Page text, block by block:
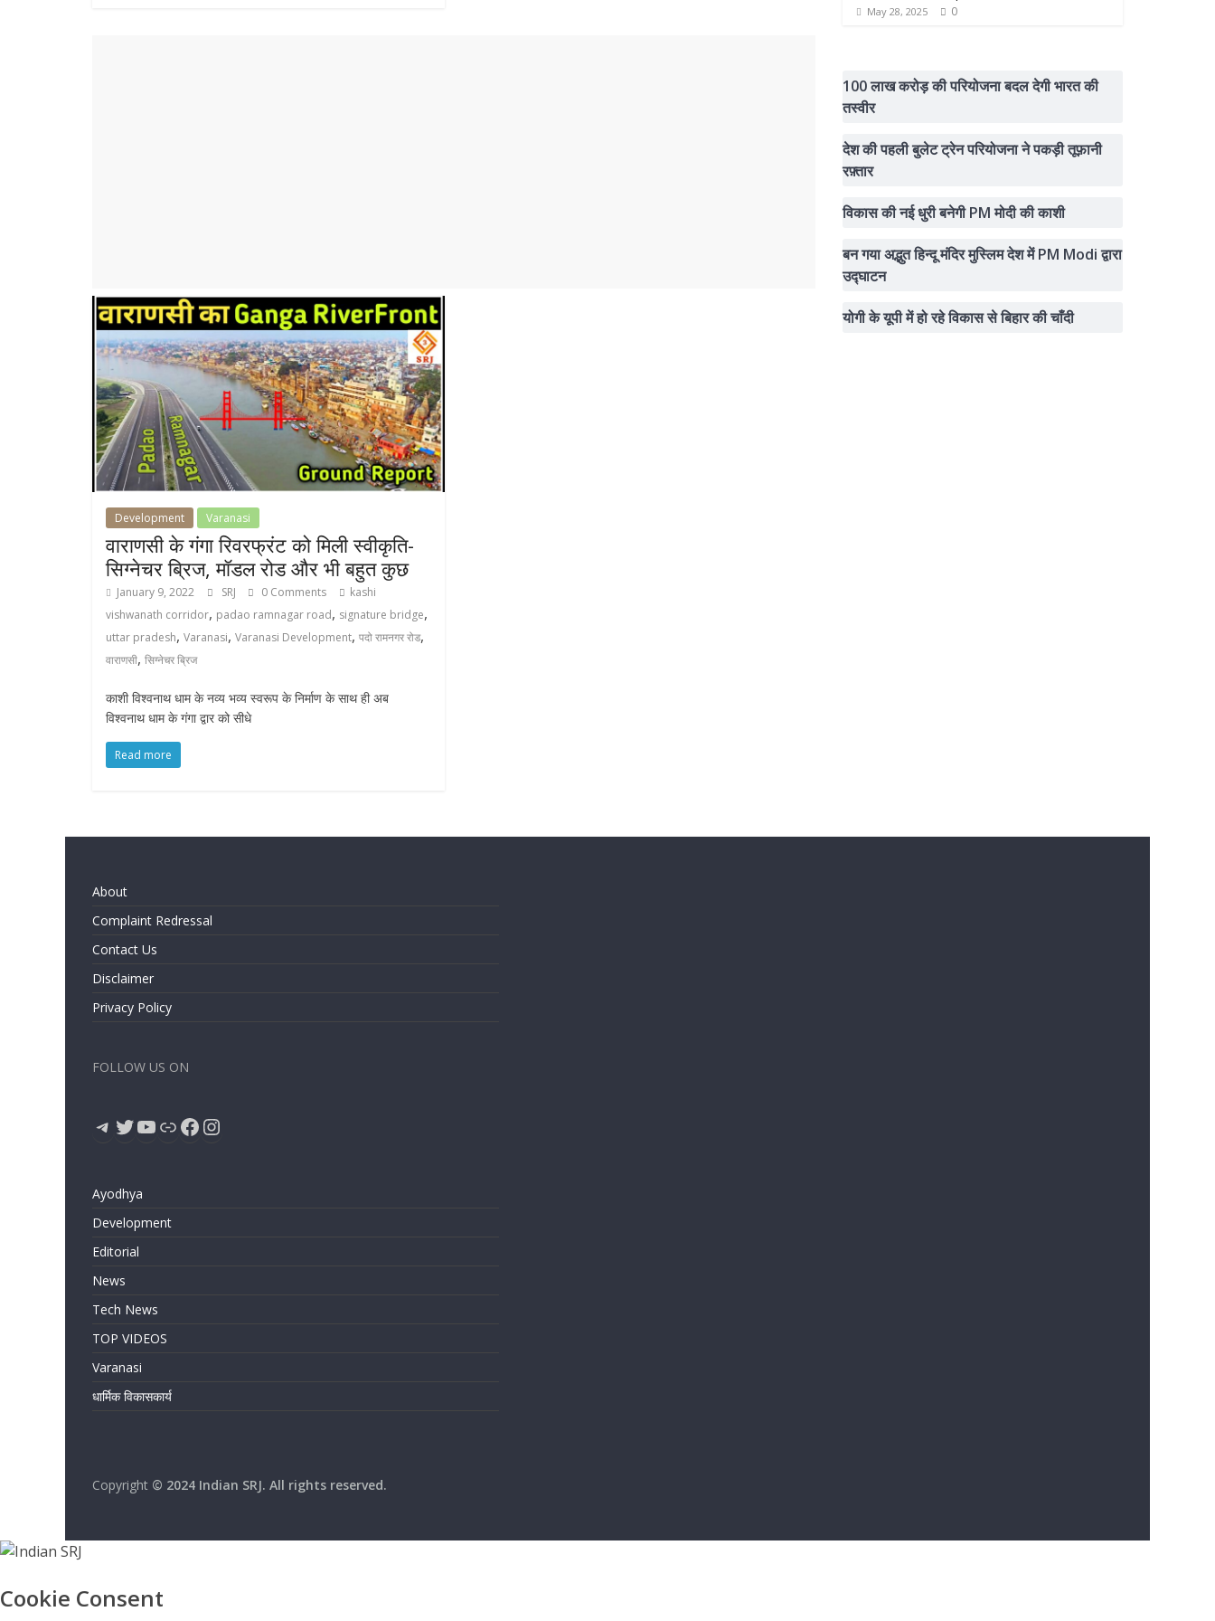
Development Varanasi
वाराणसी के गंगा रिवरफ्रंट को मिली स्वीकृति-
सिग्नेचर ब्रिज, मॉडल रोड और भी बहुत कुछ
January 9, 2022 SRJ 0 Comments
kashi
vishwanath corridor, padao ramnagar road, signature bridge,
uttar pradesh, Varanasi, Varanasi Development, पदो रामनगर रोड,
वाराणसी, सिग्नेचर ब्रिज
काशी विश्वनाथ धाम के नव्य भव्य स्वरूप के निर्माण के साथ ही अब
विश्वनाथ धाम के गंगा द्वार को सीधे
Read more
May 28, 2025 0
100 लाख करोड़ की परियोजना बदल देगी भारत की
तस्वीर
देश की पहली बुलेट ट्रेन परियोजना ने पकड़ी तूफ़ानी
रफ़्तार
विकास की नई धुरी बनेगी PM मोदी की काशी
बन गया अद्भुत हिन्दू मंदिर मुस्लिम देश में PM Modi द्वारा
उद्घाटन
योगी के यूपी में हो रहे विकास से बिहार की चाँदी
About
Complaint Redressal
Contact Us
Disclaimer
Privacy Policy
FOLLOW US ON
Telegram
Twitter
YouTube
LinkFacebook
Instagram
Ayodhya
Development
Editorial
News
Tech News
TOP VIDEOS
Varanasi
धार्मिक विकासकार्य
Copyright © 2024 Indian SRJ. All rights reserved.